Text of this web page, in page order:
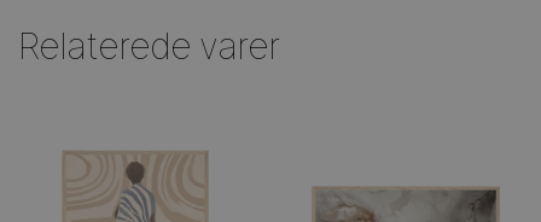
Relaterede varer